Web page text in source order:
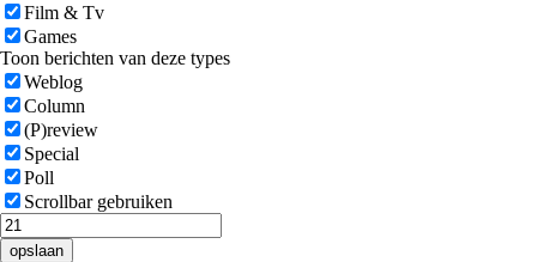
Film & Tv
Games
Toon berichten van deze types
Weblog
Column
(P)review
Special
Poll
Scrollbar gebruiken
opslaan